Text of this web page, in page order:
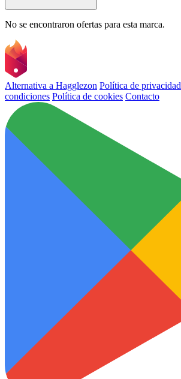
No se encontraron ofertas para esta marca.
Alternativa a Hagglezon Política de privacidad
condiciones Política de cookies Contacto